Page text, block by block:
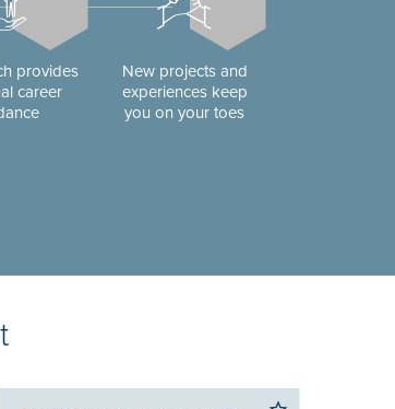
provides
career
New projects and
experiences keep
you on your toes